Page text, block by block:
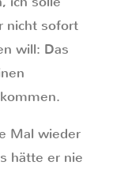
nicht sofort
will: Das
Mal wieder
hätte er nie